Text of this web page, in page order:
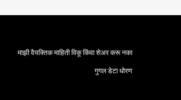
माझी वैयक्तिक माहिती विकू किंवा शेअर करू नका
गुगल डेटा धोरण